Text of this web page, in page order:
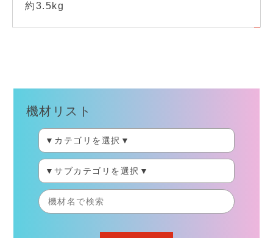
約3.5kg
機材リスト